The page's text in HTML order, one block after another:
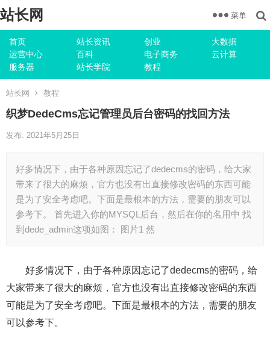
站长网
首页 站长资讯 创业
大数据
运营中心
百科 电子商务
云计算
服务器
站长学院 教程
菜单
站长网 教程
织梦DedeCms忘记管理员后台密码的找回方法
发布: 2021年5月25日
好多情况下，由于各种原因忘记了dedecms的密码，给大家
带来了很大的麻烦，官方也没有出直接修改密码的东西可能
是为了安全考虑吧。下面是最根本的方法，需要的朋友可以
参考下。 首先进入你的MYSQL后台，然后在你的名用中 找
到dede_admin这项如图： 图片1 然
好多情况下，由于各种原因忘记了dedecms的密码，给
大家带来了很大的麻烦，官方也没有出直接修改密码的东西
可能是为了安全考虑吧。下面是最根本的方法，需要的朋友
可以参考下。